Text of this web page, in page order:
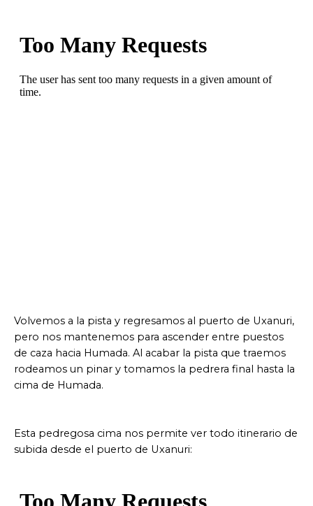
Volvemos a la pista y regresamos al puerto de Uxanuri,
pero nos mantenemos para ascender entre puestos
de caza hacia Humada. Al acabar la pista que traemos
rodeamos un pinar y tomamos la pedrera final hasta la
cima de Humada.
Esta pedregosa cima nos permite ver todo itinerario de
subida desde el puerto de Uxanuri: